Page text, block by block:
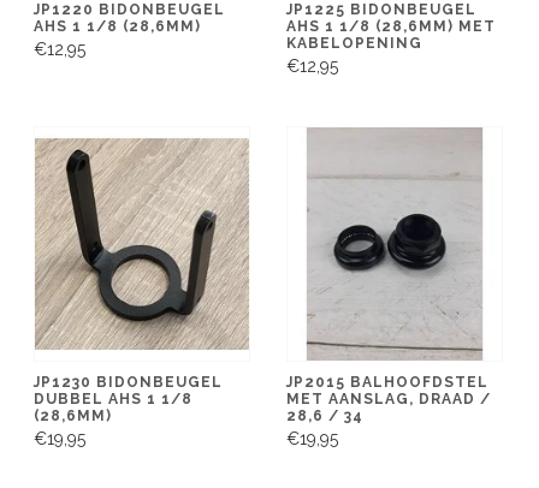
JP1220 BIDONBEUGEL
AHS 1 1/8 (28,6MM)
€12,95
JP1225 BIDONBEUGEL
AHS 1 1/8 (28,6MM) MET
KABELOPENING
€12,95
JP1230 BIDONBEUGEL
DUBBEL AHS 1 1/8
(28,6MM)
€19,95
JP2015 BALHOOFDSTEL
MET AANSLAG, DRAAD /
28,6 / 34
€19,95